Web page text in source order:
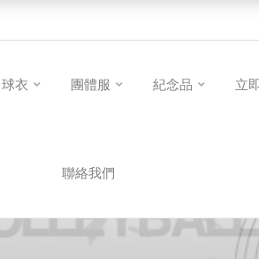
球衣 團體服 紀念品 立
聯絡我們